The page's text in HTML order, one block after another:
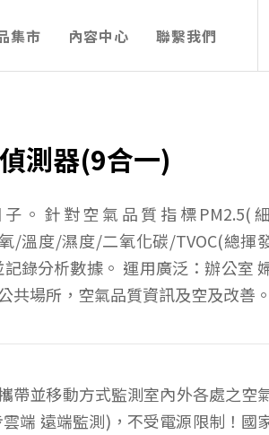
集市 內容中心 聯繫我們
測器(9合一)
。針對空氣品質指標PM2.5(
/溫度/濕度/二氧化碳/TVOC(總揮
錄分析數據。 運用廣泛：辦公室
共場所，空氣品質資訊及空及改善。
帶並移動方式監測室內外各處之空
端 遠端監測)，不受電源限制！國